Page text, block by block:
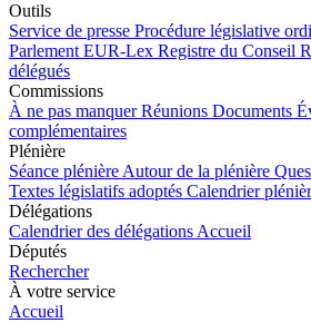
Outils
Service de presse Procédure législative
Parlement EUR-Lex Registre du Conseil
délégués
Commissions
À ne pas manquer Réunions Documents
complémentaires
Plénière
Séance plénière Autour de la plénière
Textes législatifs adoptés Calendrier
Délégations
Calendrier des délégations Accueil
Députés
Rechercher
À votre service
Accueil